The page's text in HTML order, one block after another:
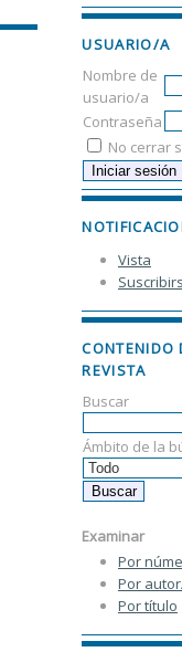
USUARIO/A
Nombre de
usuario/a
Contraseña
No cerrar
Vista
CONTENIDO
REVISTA
Buscar
Ámbito de la
Examinar
Por
Por
Por título